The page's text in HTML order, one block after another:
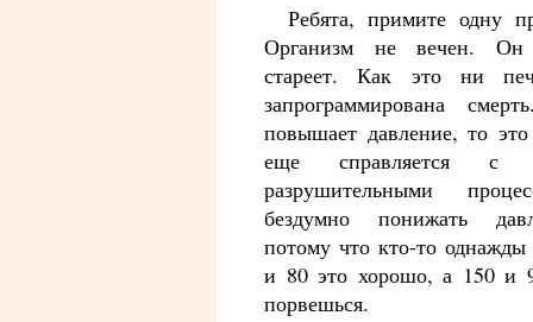
Ребята, примите одну
Организм не вечен. Он
стареет. Как это ни
запрограммирована
повышает давление, то
еще справляется с
разрушительными
бездумно понижать
потому что кто-то однажды
и 80 это хорошо, а 150 и
порвешься.